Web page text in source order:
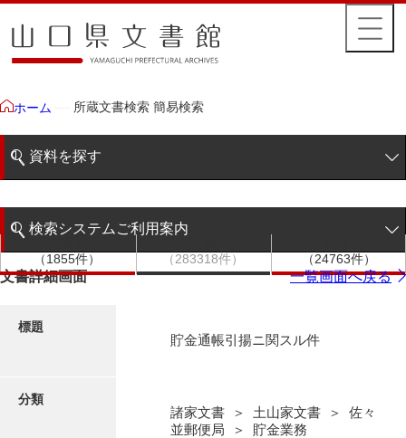
ホーム 所蔵文書検索 簡易検索
資料を探す
階層検索
写真・絵はがき
検索システムご利用案内
検索システムの利用について
（1855件）
（283318件）
（24763件）
文書詳細画面 一覧画面へ戻る
標題
貯金通帳引揚ニ関スル件
分類
諸家文書 ＞ 土山家文書 ＞ 佐々
並郵便局 ＞ 貯金業務